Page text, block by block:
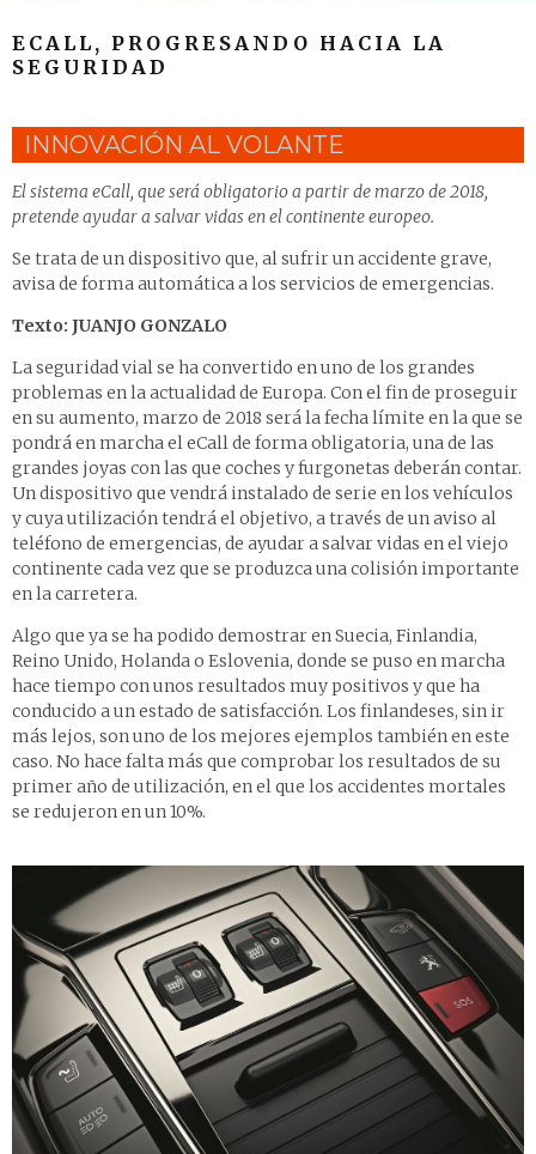
ECALL, PROGRESANDO HACIA LA
SEGURIDAD
INNOVACIÓN AL VOLANTE
El sistema eCall, que será obligatorio a partir de marzo de 2018,
pretende ayudar a salvar vidas en el continente europeo.
Se trata de un dispositivo que, al sufrir un accidente grave,
avisa de forma automática a los servicios de emergencias.
Texto: JUANJO GONZALO
La seguridad vial se ha convertido en uno de los grandes
problemas en la actualidad de Europa. Con el fin de proseguir
en su aumento, marzo de 2018 será la fecha límite en la que se
pondrá en marcha el eCall de forma obligatoria, una de las
grandes joyas con las que coches y furgonetas deberán contar.
Un dispositivo que vendrá instalado de serie en los vehículos
y cuya utilización tendrá el objetivo, a través de un aviso al
teléfono de emergencias, de ayudar a salvar vidas en el viejo
continente cada vez que se produzca una colisión importante
en la carretera.
Algo que ya se ha podido demostrar en Suecia, Finlandia,
Reino Unido, Holanda o Eslovenia, donde se puso en marcha
hace tiempo con unos resultados muy positivos y que ha
conducido a un estado de satisfacción. Los finlandeses, sin ir
más lejos, son uno de los mejores ejemplos también en este
caso. No hace falta más que comprobar los resultados de su
primer año de utilización, en el que los accidentes mortales
se redujeron en un 10%.